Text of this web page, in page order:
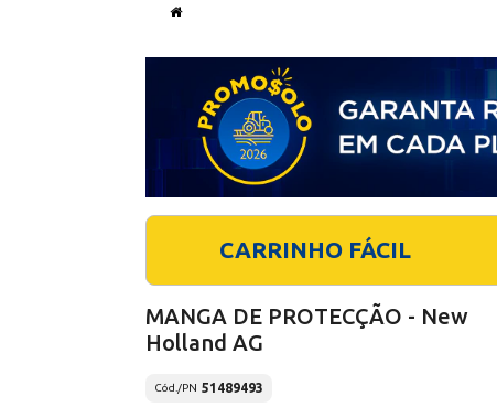
CARRINHO FÁCIL
MANGA DE PROTECÇÃO - New
Holland AG
Cód./PN 51489493